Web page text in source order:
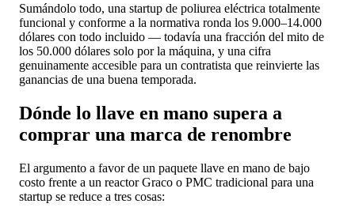
Sumándolo todo, una startup de poliurea eléctrica totalmente
funcional y conforme a la normativa ronda los 9.000–14.000
dólares con todo incluido — todavía una fracción del mito de
los 50.000 dólares solo por la máquina, y una cifra
genuinamente accesible para un contratista que reinvierte las
ganancias de una buena temporada.
Dónde lo llave en mano supera a
comprar una marca de renombre
El argumento a favor de un paquete llave en mano de bajo
costo frente a un reactor Graco o PMC tradicional para una
startup se reduce a tres cosas: